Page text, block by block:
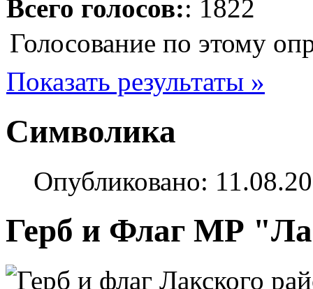
Всего голосов:: 1822
Голосование по этому
Показать результаты »
Символика
Опубликовано:
Герб и Флаг МР